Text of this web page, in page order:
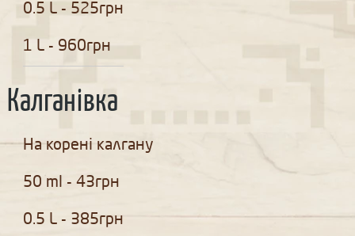
0.5 L - 525грн
1 L - 960грн
Калганівка
На корені калгану
50 ml - 43грн
0.5 L - 385грн